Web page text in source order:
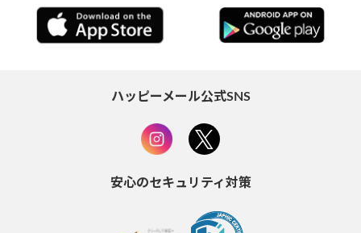
ハッピーメール公式SNS
安心のセキュリティ対策